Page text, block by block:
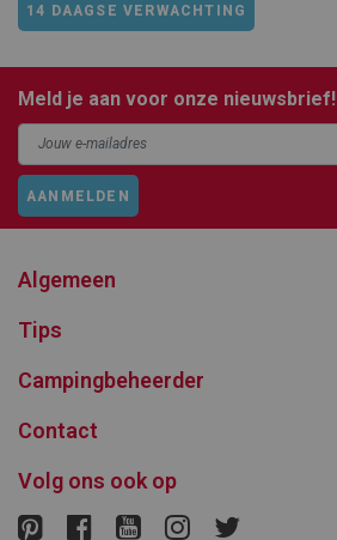
14 DAAGSE VERWACHTING
Meld je aan voor onze nieuwsbrief!
AANMELDEN
Algemeen
Tips
Campingbeheerder
Contact
Volg ons ook op